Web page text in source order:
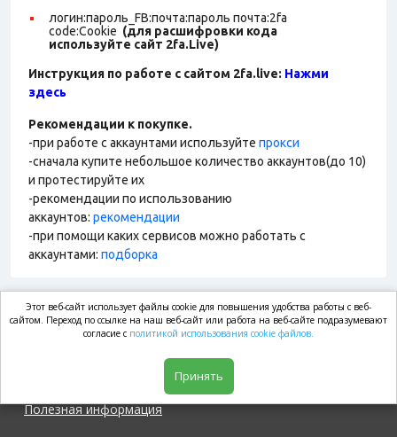
логин:пароль_FB:почта:пароль почта:2fa
code:Cookie (для расшифровки кода
используйте сайт 2fa.Live)
Инструкция по работе с сайтом 2fa.live: Нажми
здесь
Рекомендации к покупке.
-при работе с аккаунтами используйте прокси
-сначала купите небольшое количество аккаунтов(до 10)
и протестируйте их
-рекомендации по использованию
аккаунтов: рекомендации
-при помощи каких сервисов можно работать с
аккаунтами: подборка
market.com
Полезная информация
Этот веб-сайт использует файлы cookie для повышения удобства работы с веб-
сайтом. Переход по ссылке на наш веб-сайт или работа на веб-сайте подразумевают
согласие с политикой использования cookie файлов.
Принять